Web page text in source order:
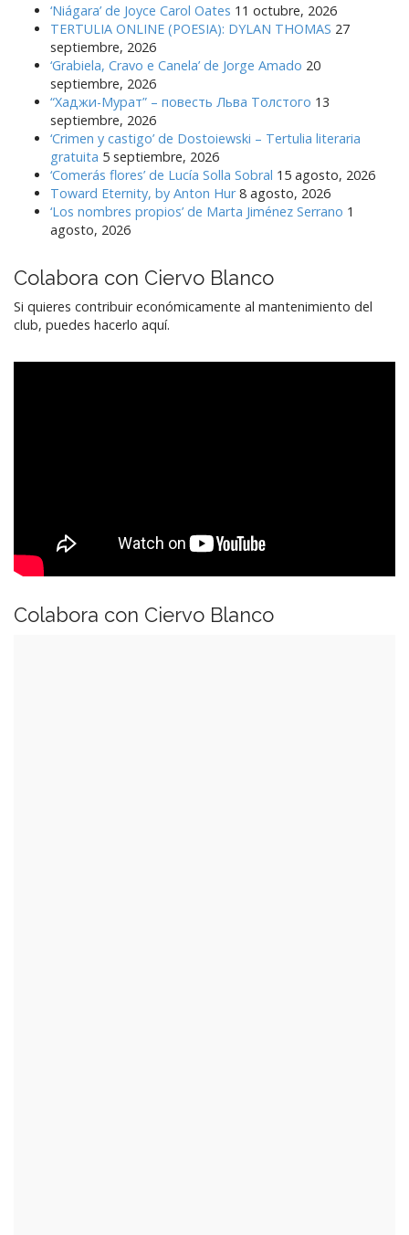
‘Niágara’ de Joyce Carol Oates 11 octubre, 2026
TERTULIA ONLINE (POESIA): DYLAN THOMAS 27
septiembre, 2026
‘Grabiela, Cravo e Canela’ de Jorge Amado 20
septiembre, 2026
“Хаджи-Мурат” – повесть Льва Толстого 13
septiembre, 2026
‘Crimen y castigo’ de Dostoiewski – Tertulia literaria
gratuita 5 septiembre, 2026
‘Comerás flores’ de Lucía Solla Sobral 15 agosto, 2026
Toward Eternity, by Anton Hur 8 agosto, 2026
‘Los nombres propios’ de Marta Jiménez Serrano 1
agosto, 2026
Colabora con Ciervo Blanco
Si quieres contribuir económicamente al mantenimiento del
club, puedes hacerlo aquí.
Colabora con Ciervo Blanco